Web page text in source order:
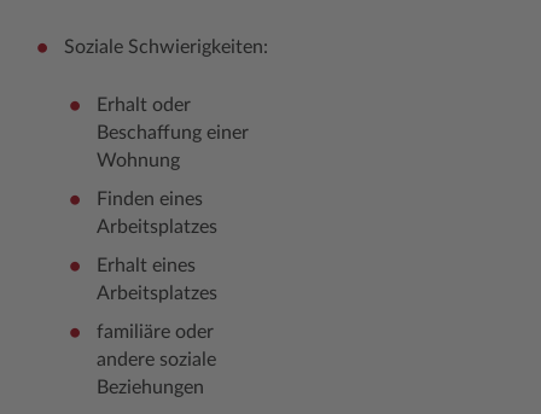
Soziale Schwierigkeiten:
Erhalt oder
Beschaffung einer
Wohnung
Finden eines
Arbeitsplatzes
Erhalt eines
Arbeitsplatzes
familiäre oder
andere soziale
Beziehungen